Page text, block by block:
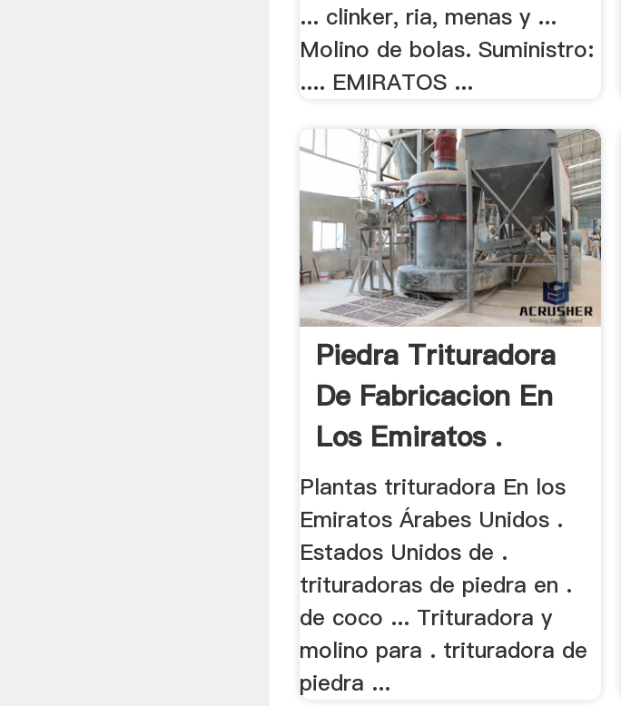
... clinker, ria, menas y ...
Molino de bolas. Suministro:
.... EMIRATOS ...
Piedra Trituradora
De Fabricacion En
Los Emiratos .
Plantas trituradora En los
Emiratos Árabes Unidos .
Estados Unidos de .
trituradoras de piedra en .
de coco ... Trituradora y
molino para . trituradora de
piedra ...